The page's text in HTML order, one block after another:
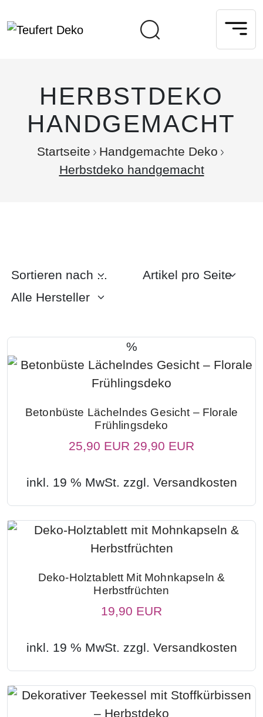
HERBSTDEKO
HANDGEMACHT
Startseite
Handgemachte Deko
Herbstdeko handgemacht
%
Betonbüste Lächelndes Gesicht – Florale
Frühlingsdeko
25,90 EUR 29,90 EUR
inkl. 19 % MwSt. zzgl. Versandkosten
Deko-Holztablett Mit Mohnkapseln &
Herbstfrüchten
19,90 EUR
inkl. 19 % MwSt. zzgl. Versandkosten